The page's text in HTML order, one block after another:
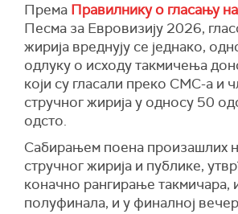
Према Правилнику о гласању
Песма за Евровизију 2026,
жирија вреднују се једнако,
одлуку о исходу такмичења
који су гласали преко СМС-а и
стручног жирија у односу 50
одсто.
Сабирањем поена произашлих
стручног жирија и публике,
коначно рангирање такмичара,
полуфинала, и у финалној